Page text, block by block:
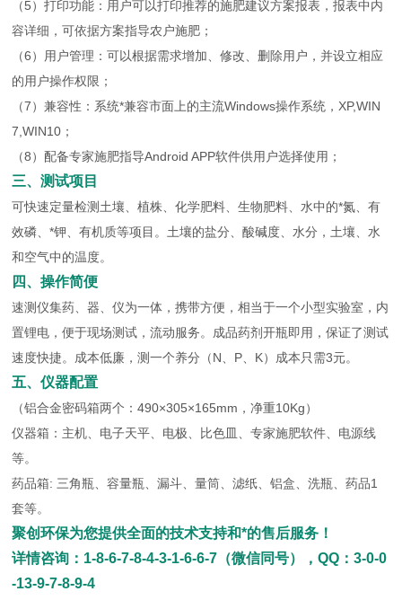
（5）打印功能：用户可以打印推荐的施肥建议方案报表，报表中内
容详细，可依据方案指导农户施肥；
（6）用户管理：可以根据需求增加、修改、删除用户，并设立相应
的用户操作权限；
（7）兼容性：系统*兼容市面上的主流Windows操作系统，XP,WIN
7,WIN10；
（8）配备专家施肥指导Android APP软件供用户选择使用；
三、测试项目
可快速定量检测土壤、植株、化学肥料、生物肥料、水中的*氮、有
效磷、*钾、有机质等项目。土壤的盐分、酸碱度、水分，土壤、水
和空气中的温度。
四、操作简便
速测仪集药、器、仪为一体，携带方便，相当于一个小型实验室，内
置锂电，便于现场测试，流动服务。成品药剂开瓶即用，保证了测试
速度快捷。成本低廉，测一个养分（N、P、K）成本只需3元。
五、仪器配置
（铝合金密码箱两个：490×305×165mm，净重10Kg）
仪器箱：主机、电子天平、电极、比色皿、专家施肥软件、电源线
等。
药品箱: 三角瓶、容量瓶、漏斗、量筒、滤纸、铝盒、洗瓶、药品1
套等。
聚创环保为您提供全面的技术支持和*的售后服务！
详情咨询：1-8-6-7-8-4-3-1-6-6-7（微信同号），QQ：3-0-0
-13-9-7-8-9-4